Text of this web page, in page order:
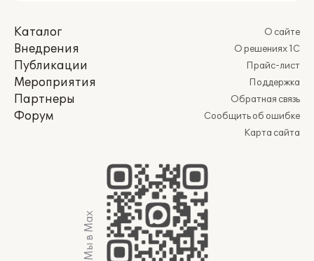
Каталог
Внедрения
Публикации
Мероприятия
Партнеры
Форум
О сайте
О решениях 1С
Прайс-лист
Поддержка
Обратная связь
Сообщить об ошибке
Карта сайта
Мы в Max